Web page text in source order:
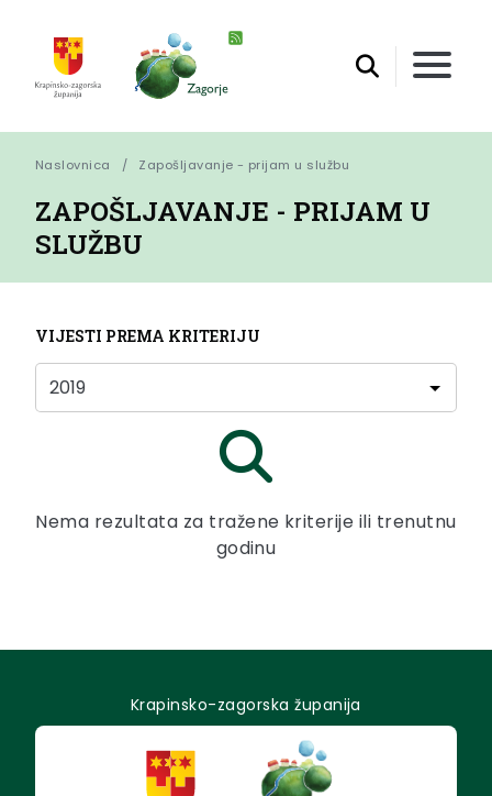
Naslovnica Zapošljavanje - prijam u službu
ZAPOŠLJAVANJE - PRIJAM U
SLUŽBU
VIJESTI PREMA KRITERIJU
Nema rezultata za tražene kriterije ili trenutnu
godinu
Krapinsko-zagorska županija